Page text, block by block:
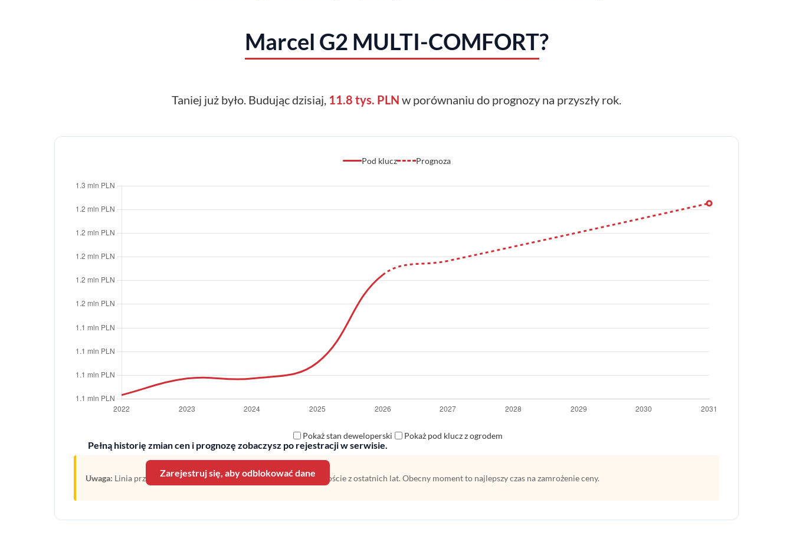
Marcel G2 MULTI-COMFORT?
Taniej już było. Budując dzisiaj, 11.8 tys. PLN w porównaniu do prognozy na przyszły rok.
Pod klucz Prognoza
Pełną historię zmian cen i prognozę zobaczysz po rejestracji w serwisie.
Zarejestruj się, aby odblokować dane
Pokaż stan deweloperski Pokaż pod klucz z ogrodem
Uwaga: Linia przerywana oznacza prognozę opartą na średnim wzroście z ostatnich lat. Obecny moment to najlepszy czas na zamrożenie ceny.